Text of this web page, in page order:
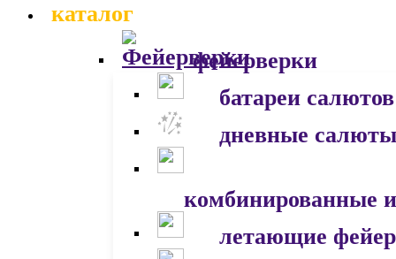
каталог
фейерверки
батареи салютов
дневные салюты
комбинированные
летающие